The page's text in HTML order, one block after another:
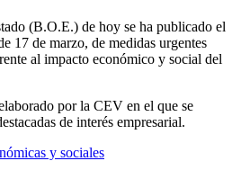
(B.O.E.) de hoy se ha publicado el
17 de marzo, de medidas urgentes
al impacto económico y social del
por la CEV en el que se
de interés empresarial.
y sociales